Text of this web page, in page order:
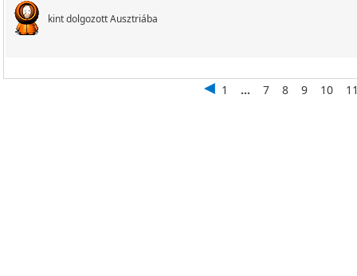
kint dolgozott Ausztriába
1 ... 7 8 9 10